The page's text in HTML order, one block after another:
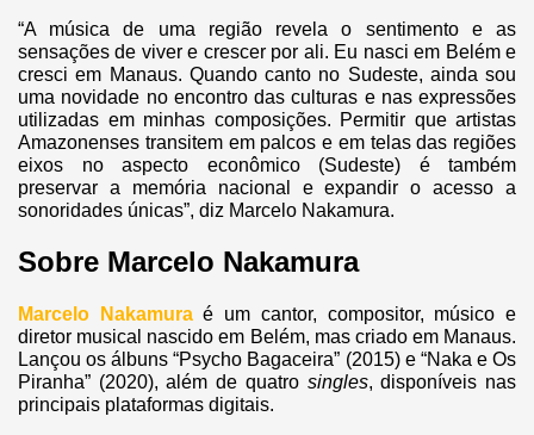
“A música de uma região revela o sentimento e as
sensações de viver e crescer por ali. Eu nasci em Belém e
cresci em Manaus. Quando canto no Sudeste, ainda sou
uma novidade no encontro das culturas e nas expressões
utilizadas em minhas composições. Permitir que artistas
Amazonenses transitem em palcos e em telas das regiões
eixos no aspecto econômico (Sudeste) é também
preservar a memória nacional e expandir o acesso a
sonoridades únicas”, diz Marcelo Nakamura.
Sobre Marcelo Nakamura
Marcelo Nakamuraé um cantor, compositor, músico e
diretor musical nascido em Belém, mas criado em Manaus.
Lançou os álbuns “Psycho Bagaceira” (2015) e “Naka e Os
Piranha” (2020), além de quatro singles, disponíveis nas
principais plataformas digitais.